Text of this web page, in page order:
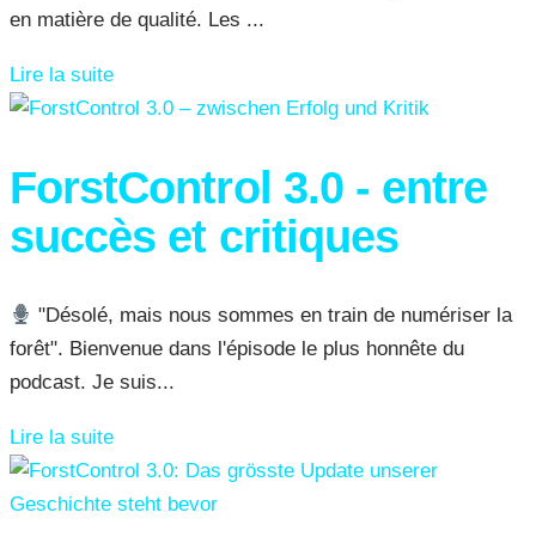
en matière de qualité. Les ...
Lire la suite
ForstControl 3.0 - entre
succès et critiques
"Désolé, mais nous sommes en train de numériser la
forêt". Bienvenue dans l'épisode le plus honnête du
podcast. Je suis...
Lire la suite